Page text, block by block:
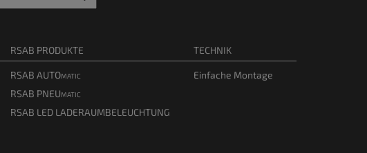
RSAB PRODUKTE
RSAB AUTOmatic
RSAB PNEUmatic
RSAB LED LADERAUMBELEUCHTUNG
TECHNIK
Einfache Montage